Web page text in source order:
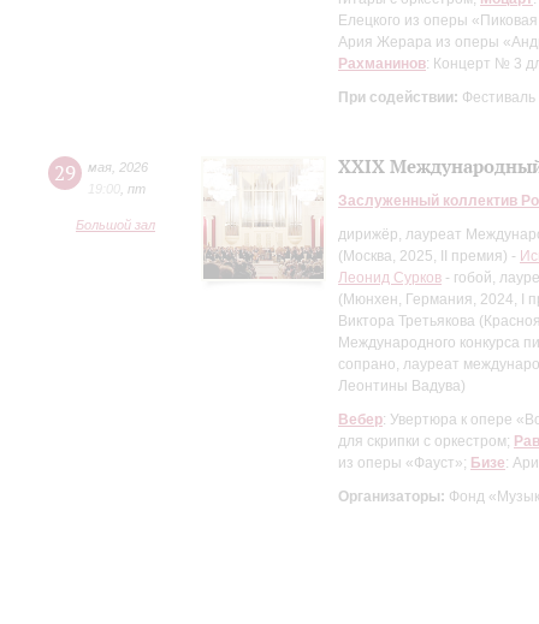
Елецкого из оперы
Ария Жерара из оперы
Рахманинов: Концерт № 3
При содействии:
29 мая 2026
19:00 пт
Большой зал
XXIX
Заслуженный коллектив
дирижёр, лауреат
(Москва, 2025, II премия) -
Леонид Сурков - гобой,
(Мюнхен, Германия, 2024, I
Виктора Третьякова
Международного конкурса
сопрано, лауреат
Леонтины Вадува)
Вебер: Увертюра к опере
для скрипки с оркестром;
из оперы «Фауст»; Бизе:
Организаторы: Фонд